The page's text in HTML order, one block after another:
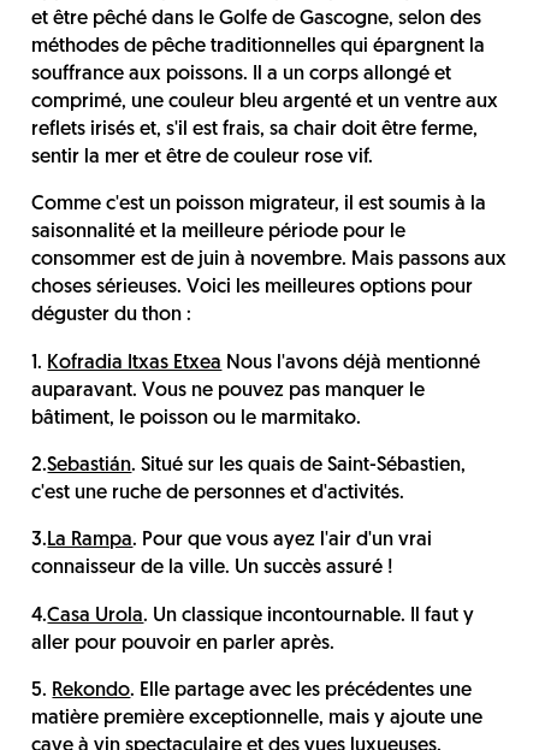
et être pêché dans le Golfe de Gascogne, selon des
méthodes de pêche traditionnelles qui épargnent la
souffrance aux poissons. Il a un corps allongé et
comprimé, une couleur bleu argenté et un ventre aux
reflets irisés et, s'il est frais, sa chair doit être ferme,
sentir la mer et être de couleur rose vif.
Comme c'est un poisson migrateur, il est soumis à la
saisonnalité et la meilleure période pour le
consommer est de juin à novembre. Mais passons aux
choses sérieuses. Voici les meilleures options pour
déguster du thon :
1. Kofradia Itxas Etxea Nous l'avons déjà mentionné
auparavant. Vous ne pouvez pas manquer le
bâtiment, le poisson ou le marmitako.
2.Sebastián. Situé sur les quais de Saint-Sébastien,
c'est une ruche de personnes et d'activités.
3.La Rampa. Pour que vous ayez l'air d'un vrai
connaisseur de la ville. Un succès assuré !
4.Casa Urola. Un classique incontournable. Il faut y
aller pour pouvoir en parler après.
5. Rekondo. Elle partage avec les précédentes une
matière première exceptionnelle, mais y ajoute une